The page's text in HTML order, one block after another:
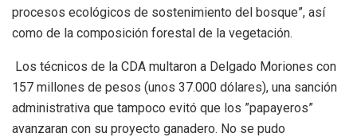
procesos ecológicos de sostenimiento del bosque”, así
como de la composición forestal de la vegetación.
Los técnicos de la CDA multaron a Delgado Moriones con
157 millones de pesos (unos 37.000 dólares), una sanción
administrativa que tampoco evitó que los ”papayeros”
avanzaran con su proyecto ganadero. No se pudo